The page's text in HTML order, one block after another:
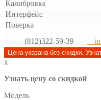
Калибровка
Интерфейс
Поверка
(812)322-59-39
Цена указана без скидки.
x
Узнать цену со скидкой
Модель